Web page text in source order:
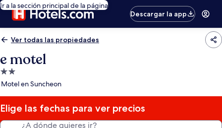
Ir a la sección principal de la página
Descargar la app
Ver todas las propiedades
e motel
Propiedad
de
estrellas
Motel en Suncheon
Elige las fechas para ver precios
¿A dónde quieres ir?